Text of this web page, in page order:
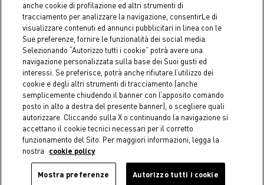
Coin S.p.A. Tax code / VAT number 04391480276, share capital
€ 10.000.000,00 fully paid up
Company data Cookie Policy Privacy Policy
Legal
Notice
anche cookie di profilazione ed altri strumenti di
tracciamento per analizzare la navigazione, consentirLe di
visualizzare contenuti ed annunci pubblicitari in linea con le
Sue preferenze, fornire le funzionalità dei social media.
Selezionando “Autorizzo tutti i cookie” potrà avere una
navigazione personalizzata sulla base dei Suoi gusti ed
interessi. Se preferisce, potrà anche rifiutare l’utilizzo dei
cookie e degli altri strumenti di tracciamento (anche
semplicemente chiudendo il banner con l’apposito comando
posto in alto a destra del presente banner), o scegliere quali
autorizzare. Cliccando sulla X o continuando la navigazione si
accettano il cookie tecnici necessari per il corretto
funzionamento del Sito. Per maggiori informazioni, legga la
nostra
cookie policy
Mostra preferenze Autorizzo tutti i cookie